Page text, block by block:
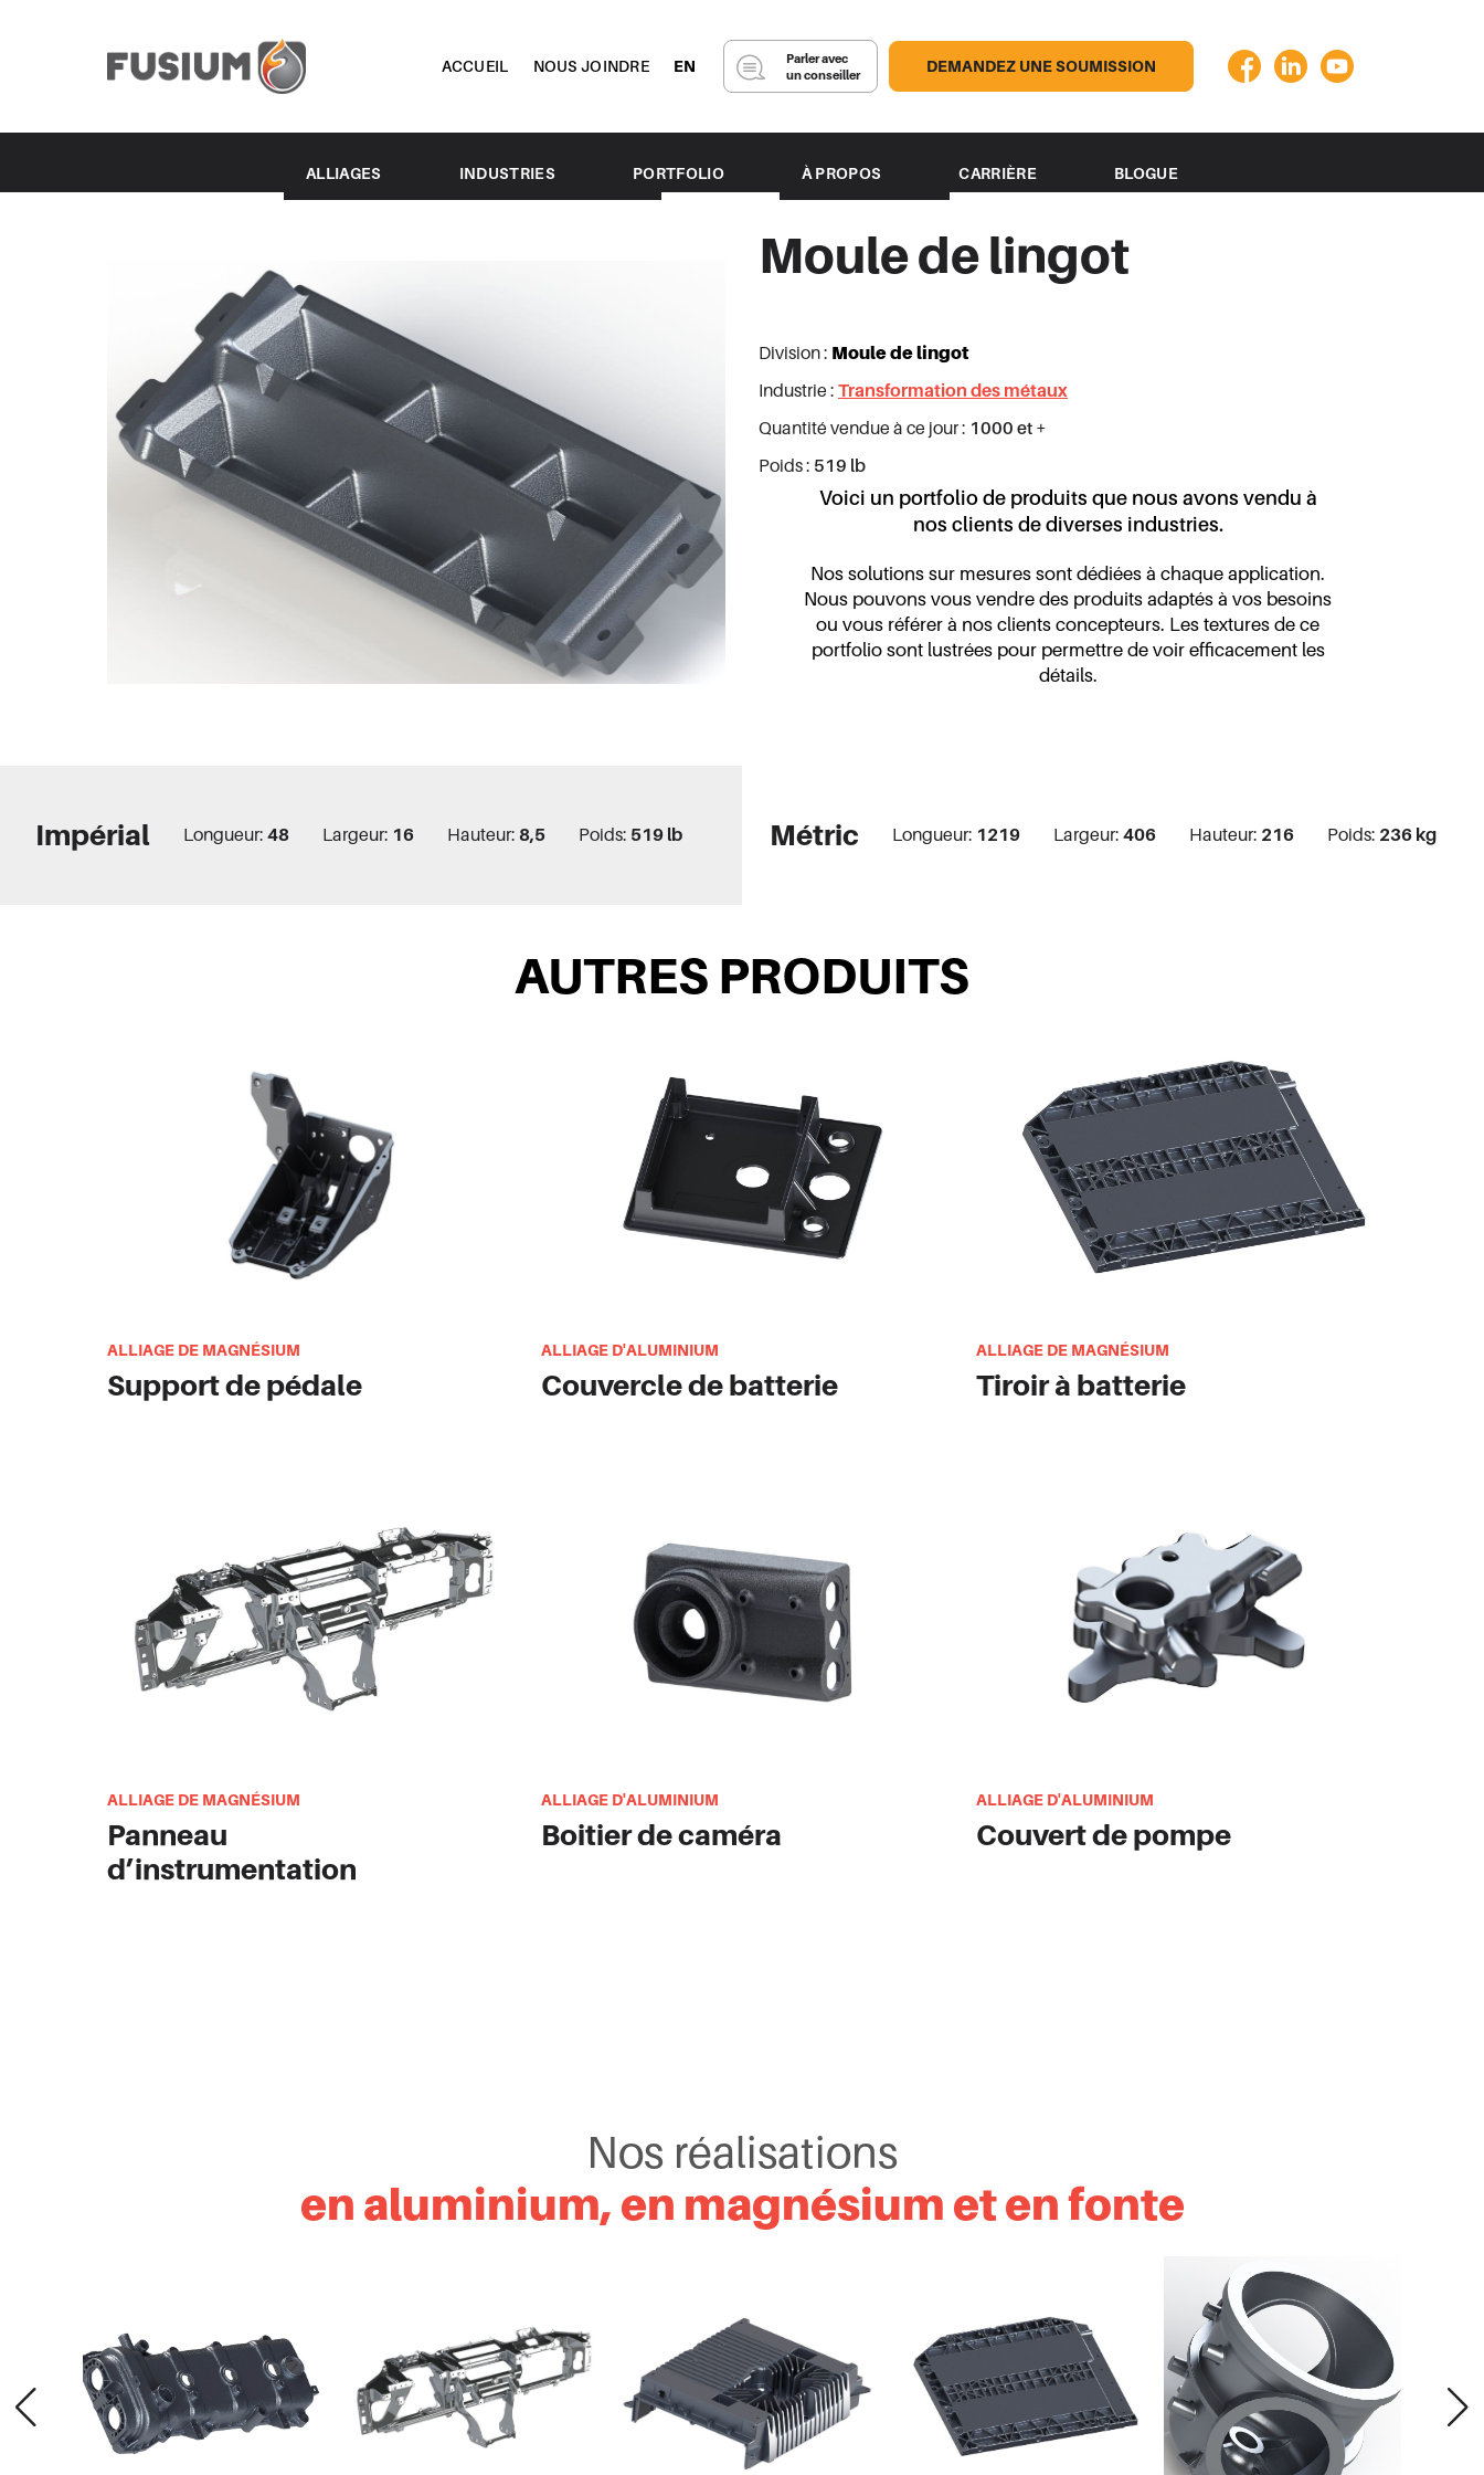
ACCUEIL NOUS JOINDRE EN
Parler avec
un conseiller
DEMANDEZ UNE SOUMISSION
ALLIAGES
Fonte Blanche
Alliage de Magnésium
Alliage d’Aluminium
Acier au carbone
Acier faiblement allié
Acier inoxydable
INDUSTRIES
Pompes
Raccords de tuyauterie
Transmission de puissance
Véhicules lourds
Automobile
Militaire
Aéronautique
Boîtiers Électroniques
PORTFOLIO
À PROPOS
Fonderie Saguenay
TMA
CARRIÈRE BLOGUE
Moule de lingot
Division : Moule de lingot
Industrie : Transformation des métaux
Quantité vendue à ce jour : 1000 et +
Poids : 519 lb
Voici un portfolio de produits que nous avons vendu à
nos clients de diverses industries.
Nos solutions sur mesures sont dédiées à chaque application.
Nous pouvons vous vendre des produits adaptés à vos besoins
ou vous référer à nos clients concepteurs. Les textures de ce
portfolio sont lustrées pour permettre de voir efficacement les
détails.
Impérial Longueur: 48 Largeur: 16 Hauteur: 8,5 Poids: 519 lb Métric Longueur: 1219 Largeur: 406 Hauteur: 216 Poids: 236 kg
AUTRES PRODUITS
ALLIAGE DE MAGNÉSIUM
Support de pédale
ALLIAGE D'ALUMINIUM
Couvercle de batterie
ALLIAGE DE MAGNÉSIUM
Tiroir à batterie
ALLIAGE DE MAGNÉSIUM
Panneau
d’instrumentation
ALLIAGE D'ALUMINIUM
Boitier de caméra
ALLIAGE D'ALUMINIUM
Couvert de pompe
Nos réalisations
en aluminium, en magnésium et en fonte